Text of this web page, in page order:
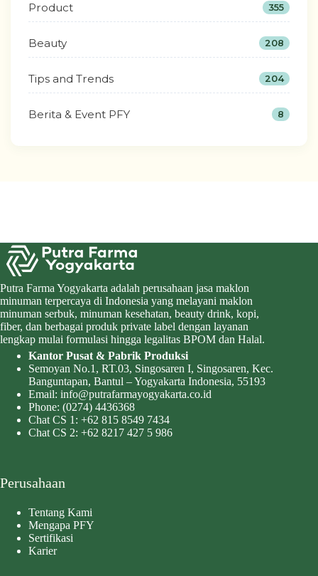
Product 355
Beauty 208
Tips and Trends 204
Berita & Event PFY 8
Putra Farma Yogyakarta adalah perusahaan jasa maklon
minuman terpercaya di Indonesia yang melayani maklon
minuman serbuk, minuman kesehatan, beauty drink, kopi,
fiber, dan berbagai produk private label dengan layanan
lengkap mulai formulasi hingga legalitas BPOM dan Halal.
Kantor Pusat & Pabrik Produksi
Semoyan No.1, RT.03, Singosaren I, Singosaren, Kec.
Banguntapan, Bantul – Yogyakarta Indonesia, 55193
Email: info@putrafarmayogyakarta.co.id
Phone: (0274) 4436368
Chat CS 1: +62 815 8549 7434
Chat CS 2: +62 8217 427 5 986
Perusahaan
Tentang Kami
Mengapa PFY
Sertifikasi
Karier